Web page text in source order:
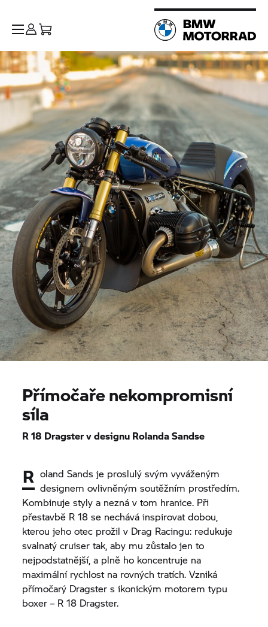
Přímočaře nekompromisní
síla
R 18 Dragster v designu Rolanda Sandse
R oland Sands je proslulý svým vyváženým
designem ovlivněným soutěžním prostředím.
Kombinuje styly a nezná v tom hranice. Při
přestavbě R 18 se nechává inspirovat dobou,
kterou jeho otec prožil v Drag Racingu: redukuje
svalnatý cruiser tak, aby mu zůstalo jen to
nejpodstatnější, a plně ho koncentruje na
maximální rychlost na rovných tratích. Vzniká
přímočarý Dragster s ikonickým motorem typu
boxer – R 18 Dragster.